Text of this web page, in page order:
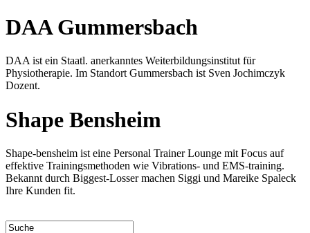
DAA Gummersbach
DAA ist ein Staatl. anerkanntes Weiterbildungsinstitut für
Physiotherapie. Im Standort Gummersbach ist Sven Jochimczyk
Dozent.
Shape Bensheim
Shape-bensheim ist eine Personal Trainer Lounge mit Focus auf
effektive Trainingsmethoden wie Vibrations- und EMS-training.
Bekannt durch Biggest-Losser machen Siggi und Mareike Spaleck
Ihre Kunden fit.